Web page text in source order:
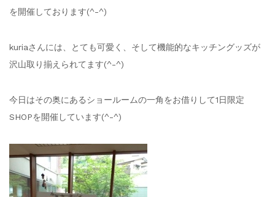
を開催しております(^-^)
kuriaさんには、とても可愛く、そして機能的なキッチングッズが
沢山取り揃えられてます(^-^)
今日はその奥にあるショールームの一角をお借りして1日限定
SHOPを開催しています(^-^)